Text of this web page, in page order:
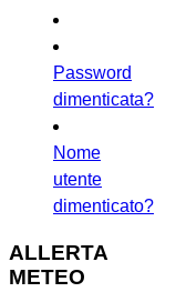
Password
dimenticata?
Nome
utente
dimenticato?
ALLERTA
METEO